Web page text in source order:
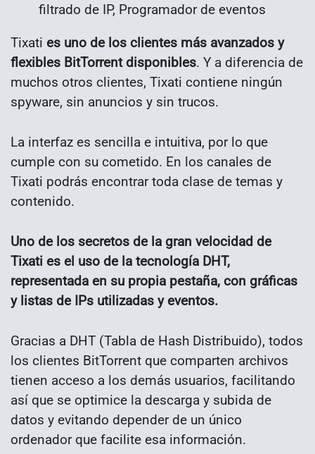
filtrado de IP, Programador de eventos
Tixati es uno de los clientes más avanzados y
flexibles BitTorrent disponibles. Y a diferencia de
muchos otros clientes, Tixati contiene ningún
spyware, sin anuncios y sin trucos.
La interfaz es sencilla e intuitiva, por lo que
cumple con su cometido. En los canales de
Tixati podrás encontrar toda clase de temas y
contenido.
Uno de los secretos de la gran velocidad de
Tixati es el uso de la tecnología DHT,
representada en su propia pestaña, con gráficas
y listas de IPs utilizadas y eventos.
Gracias a DHT (Tabla de Hash Distribuido), todos
los clientes BitTorrent que comparten archivos
tienen acceso a los demás usuarios, facilitando
así que se optimice la descarga y subida de
datos y evitando depender de un único
ordenador que facilite esa información.